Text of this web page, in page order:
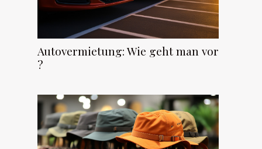
Autovermietung: Wie geht man vor
?